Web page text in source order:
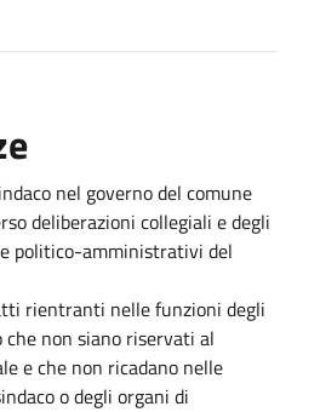
nel governo del comune
deliberazioni collegiali e degli
politico-amministrativi del
rientranti nelle funzioni degli
non siano riservati al
e che non ricadano nelle
o degli organi di